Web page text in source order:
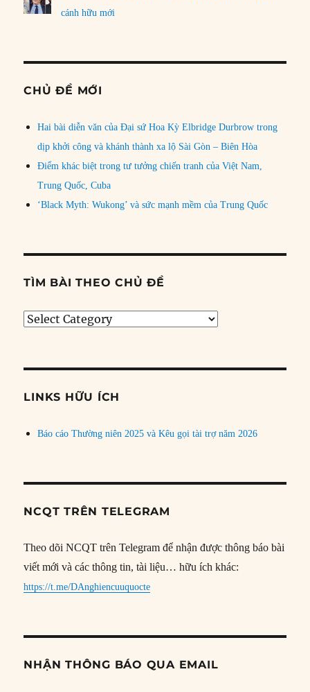
cánh hữu mới
CHỦ ĐỀ MỚI
Hai bài diễn văn của Đại sứ Hoa Kỳ Elbridge Durbrow trong
dịp khởi công và khánh thành xa lộ Sài Gòn – Biên Hòa
Điểm khác biệt trong tư tưởng chiến tranh của Việt Nam,
Trung Quốc, Cuba
‘Black Myth: Wukong’ và sức mạnh mềm của Trung Quốc
TÌM BÀI THEO CHỦ ĐỀ
Tìm
đề
LINKS HỮU ÍCH
Báo cáo Thường niên 2025 và Kêu gọi tài trợ năm 2026
NCQT TRÊN TELEGRAM
Theo dõi NCQT trên Telegram để nhận được thông báo bài
viết mới và các thông tin, tài liệu… hữu ích khác:
https://t.me/DAnghiencuuquocte
NHẬN THÔNG BÁO QUA EMAIL